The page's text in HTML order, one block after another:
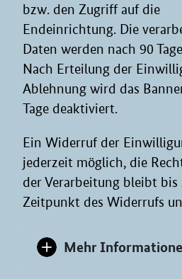
bzw. den Zugriff auf die
Endeinrichtung. Die
Daten werden nach 90
Nach Erteilung der
Ablehnung wird das
Tage deaktiviert.
Ein Widerruf der
jederzeit möglich, die
der Verarbeitung bleibt bis
Zeitpunkt des Widerrufs
Mehr